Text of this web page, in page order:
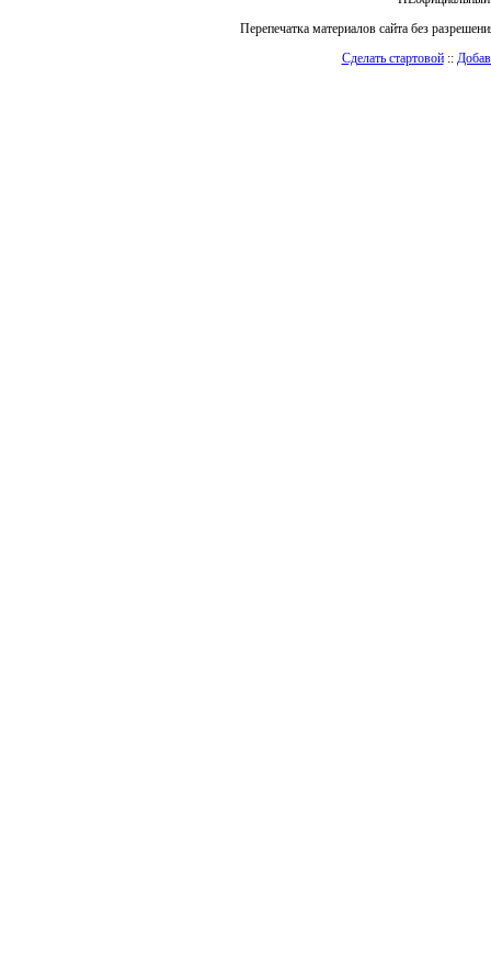
Перепечатка материалов сайта без
Сделать стартовой::